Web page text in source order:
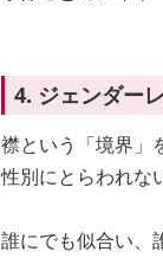
4. ジェンダー
襟という「境界」
性別にとらわれな
誰にでも似合い、